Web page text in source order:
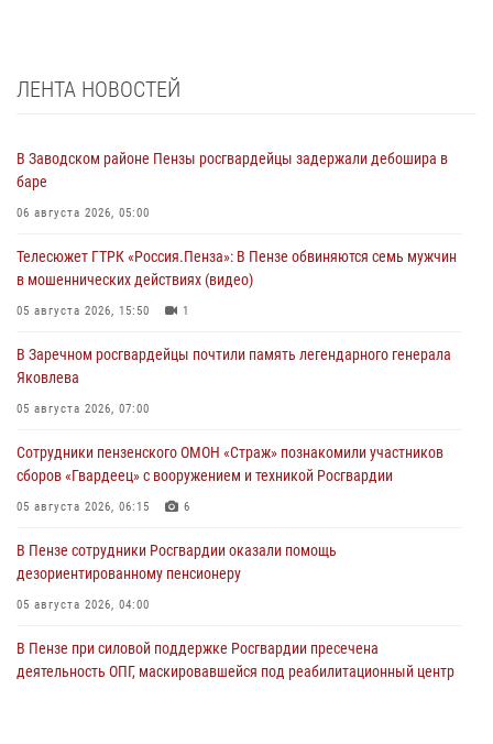
ЛЕНТА НОВОСТЕЙ
В Заводском районе Пензы росгвардейцы задержали дебошира в
баре
06 августа 2026, 05:00
Телесюжет ГТРК «Россия.Пенза»: В Пензе обвиняются семь мужчин
в мошеннических действиях (видео)
05 августа 2026, 15:50 1
В Заречном росгвардейцы почтили память легендарного генерала
Яковлева
05 августа 2026, 07:00
Сотрудники пензенского ОМОН «Страж» познакомили участников
сборов «Гвардеец» с вооружением и техникой Росгвардии
05 августа 2026, 06:15 6
В Пензе сотрудники Росгвардии оказали помощь
дезориентированному пенсионеру
05 августа 2026, 04:00
В Пензе при силовой поддержке Росгвардии пресечена
деятельность ОПГ, маскировавшейся под реабилитационный центр